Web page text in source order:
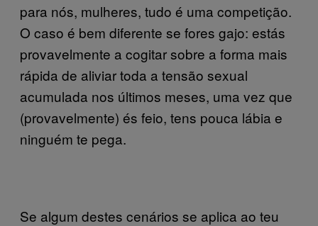
para nós, mulheres, tudo é uma competição.
O caso é bem diferente se fores gajo: estás
provavelmente a cogitar sobre a forma mais
rápida de aliviar toda a tensão sexual
acumulada nos últimos meses, uma vez que
(provavelmente) és feio, tens pouca lábia e
ninguém te pega.
Se algum destes cenários se aplica ao teu